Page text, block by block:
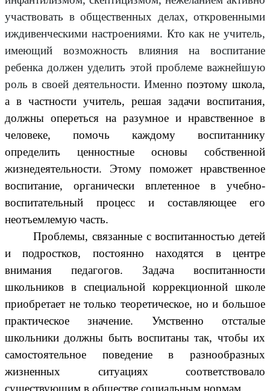
участвовать в общественных делах, откровенными
иждивенческими настроениями. Кто как не учитель,
имеющий возможность влияния на воспитание
ребенка должен уделить этой проблеме важнейшую
роль в своей деятельности. Именнопоэтому школа,
а в частности учитель, решая задачи воспитания,
должны опереться на разумное и нравственное в
человеке, помочь каждому воспитаннику
определить ценностные основы собственной
жизнедеятельности. Этому поможет нравственное
воспитание, органически вплетенное в учебно-
воспитательный процесс и составляющее его
неотъемлемую часть.
Проблемы, связанные с воспитанностью детей
и подростков, постоянно находятся в центре
внимания педагогов. Задача воспитанности
школьников в специальной коррекционной школе
приобретает не только теоретическое, но и большое
практическое значение. Умственно отсталые
школьники должны быть воспитаны так, чтобы их
самостоятельное поведение в разнообразных
жизненных ситуациях соответствовало